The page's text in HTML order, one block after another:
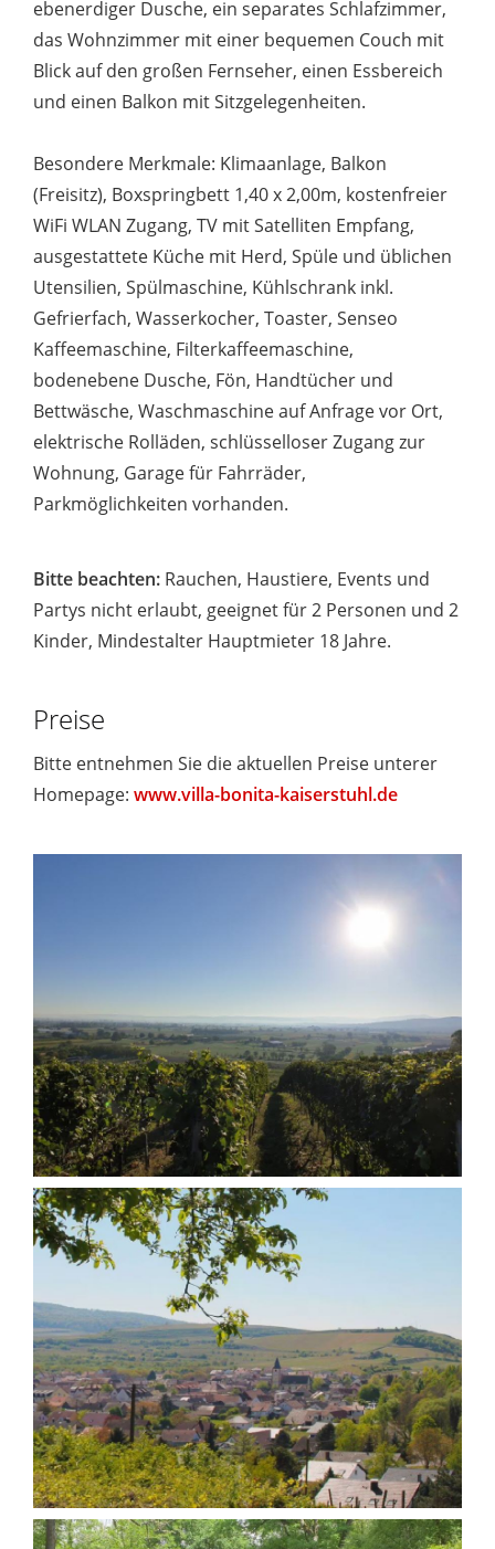
ebenerdiger Dusche, ein separates Schlafzimmer,
das Wohnzimmer mit einer bequemen Couch mit
Blick auf den großen Fernseher, einen Essbereich
und einen Balkon mit Sitzgelegenheiten.
Besondere Merkmale: Klimaanlage, Balkon
(Freisitz), Boxspringbett 1,40 x 2,00m, kostenfreier
WiFi WLAN Zugang, TV mit Satelliten Empfang,
ausgestattete Küche mit Herd, Spüle und üblichen
Utensilien, Spülmaschine, Kühlschrank inkl.
Gefrierfach, Wasserkocher, Toaster, Senseo
Kaffeemaschine, Filterkaffeemaschine,
bodenebene Dusche, Fön, Handtücher und
Bettwäsche, Waschmaschine auf Anfrage vor Ort,
elektrische Rolläden, schlüsselloser Zugang zur
Wohnung, Garage für Fahrräder,
Parkmöglichkeiten vorhanden.
Bitte beachten: Rauchen, Haustiere, Events und
Partys nicht erlaubt, geeignet für 2 Personen und 2
Kinder, Mindestalter Hauptmieter 18 Jahre.
Preise
Bitte entnehmen Sie die aktuellen Preise unterer
Homepage: www.villa-bonita-kaiserstuhl.de